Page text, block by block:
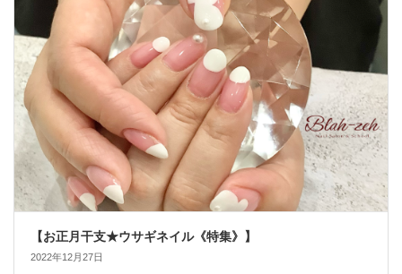
【お正月干支★ウサギネイル《特集》】
2022年12月27日